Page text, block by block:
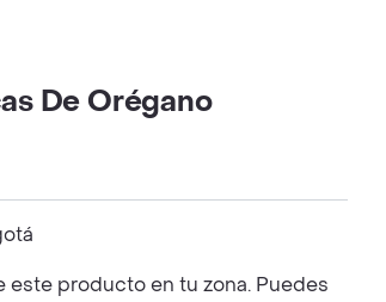
De Orégano
producto en tu zona. Puedes